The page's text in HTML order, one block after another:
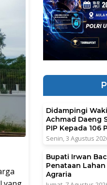
Didampingi
Achmad Daeng
PIP Kepada 106
Senin, 3 Agustus
Bupati Irwan
Penataan
Agraria